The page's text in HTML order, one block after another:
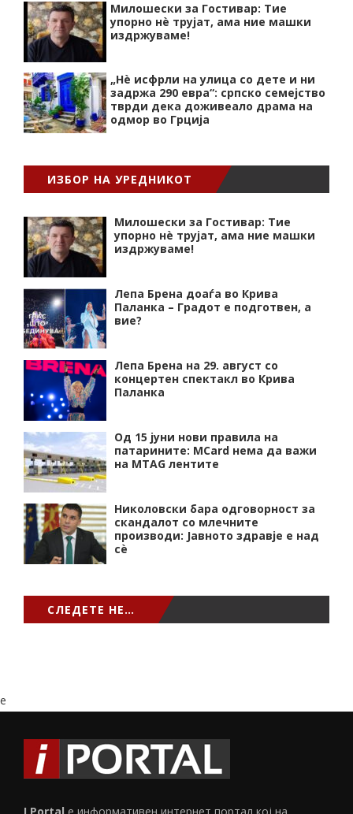
Милошески за Гостивар: Тие
упорно нѐ трујат, ама ние машки
издржуваме!
„Нѐ исфрли на улица со дете и ни
задржа 290 евра“: српско семејство
тврди дека доживеало драма на
одмор во Грција
ИЗБОР НА УРЕДНИКОТ
Милошески за Гостивар: Тие
упорно нѐ трујат, ама ние машки
издржуваме!
Лепа Брена доаѓа во Крива
Паланка – Градот е подготвен, а
вие?
Лепа Брена на 29. август со
концертен спектакл во Крива
Паланка
Од 15 јуни нови правила на
патарините: MCard нема да важи
на MTAG лентите
Николовски бара одговорност за
скандалот со млечните
производи: Јавното здравје е над
сѐ
СЛЕДЕТЕ НЕ…
e